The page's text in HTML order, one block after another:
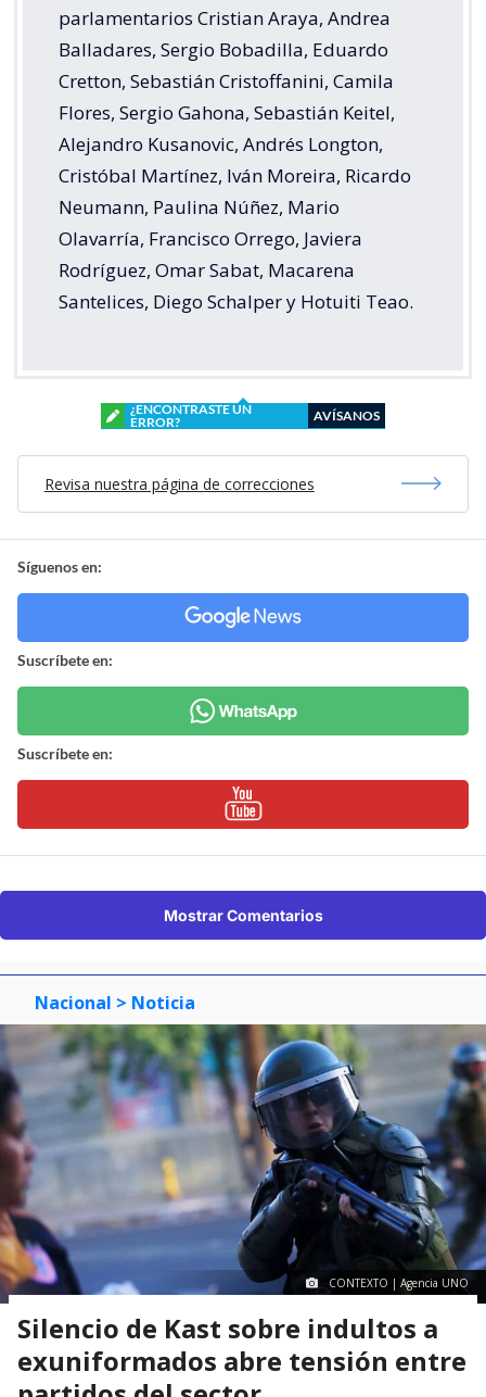
parlamentarios Cristian Araya, Andrea
Balladares, Sergio Bobadilla, Eduardo
Cretton, Sebastián Cristoffanini, Camila
Flores, Sergio Gahona, Sebastián Keitel,
Alejandro Kusanovic, Andrés Longton,
Cristóbal Martínez, Iván Moreira, Ricardo
Neumann, Paulina Núñez, Mario
Olavarría, Francisco Orrego, Javiera
Rodríguez, Omar Sabat, Macarena
Santelices, Diego Schalper y Hotuiti Teao.
¿ENCONTRASTE UN
ERROR?
AVÍSANOS
Revisa nuestra página de correcciones
Síguenos en:
Suscríbete en:
Suscríbete en:
Mostrar Comentarios
Nacional > Noticia
CONTEXTO | Agencia UNO
Silencio de Kast sobre indultos a
exuniformados abre tensión entre